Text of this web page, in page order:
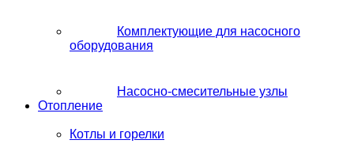
Комплектующие для насосного
оборудования
Насосно-смесительные узлы
Отопление
Котлы и горелки